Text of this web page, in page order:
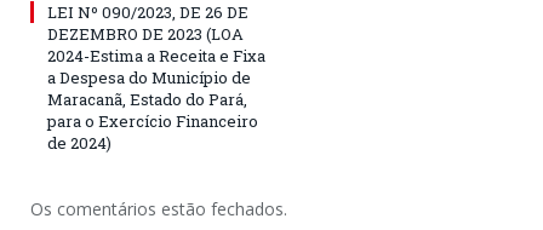
LEI Nº 090/2023, DE 26 DE
DEZEMBRO DE 2023 (LOA
2024-Estima a Receita e Fixa
a Despesa do Município de
Maracanã, Estado do Pará,
para o Exercício Financeiro
de 2024)
Os comentários estão fechados.